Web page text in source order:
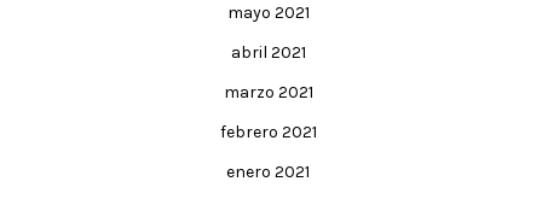
mayo 2021
abril 2021
marzo 2021
febrero 2021
enero 2021